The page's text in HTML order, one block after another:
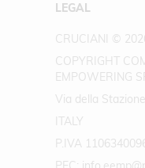
LEGAL
CRUCIANI ©
COPYRIGHT
EMPOWERING
Via della
ITALY
P.IVA